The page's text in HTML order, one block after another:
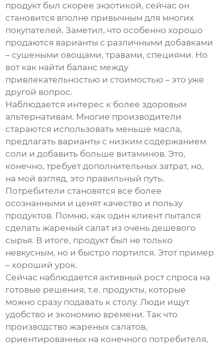
продукт был скорее экзотикой, сейчас он
становится вполне привычным для многих
покупателей. Заметил, что особенно хорошо
продаются варианты с различными добавками
– сушеными овощами, травами, специями. Но
вот как найти баланс между
привлекательностью и стоимостью – это уже
другой вопрос.
Наблюдается интерес к более здоровым
альтернативам. Многие производители
стараются использовать меньше масла,
предлагать варианты с низким содержанием
соли и добавить больше витаминов. Это,
конечно, требует дополнительных затрат, но,
на мой взгляд, это правильный путь.
Потребители становятся все более
осознанными и ценят качество и пользу
продуктов. Помню, как один клиент пытался
сделатьжареный салат из очень дешевого
сырья. В итоге, продукт был не только
невкусным, но и быстро портился. Этот пример
– хороший урок.
Сейчас наблюдается активный рост спроса на
готовые решения, т.е. продукты, которые
можно сразу подавать к столу. Люди ищут
удобство и экономию времени. Так что
производство жареных салатов,
ориентированных на конечного потребителя,